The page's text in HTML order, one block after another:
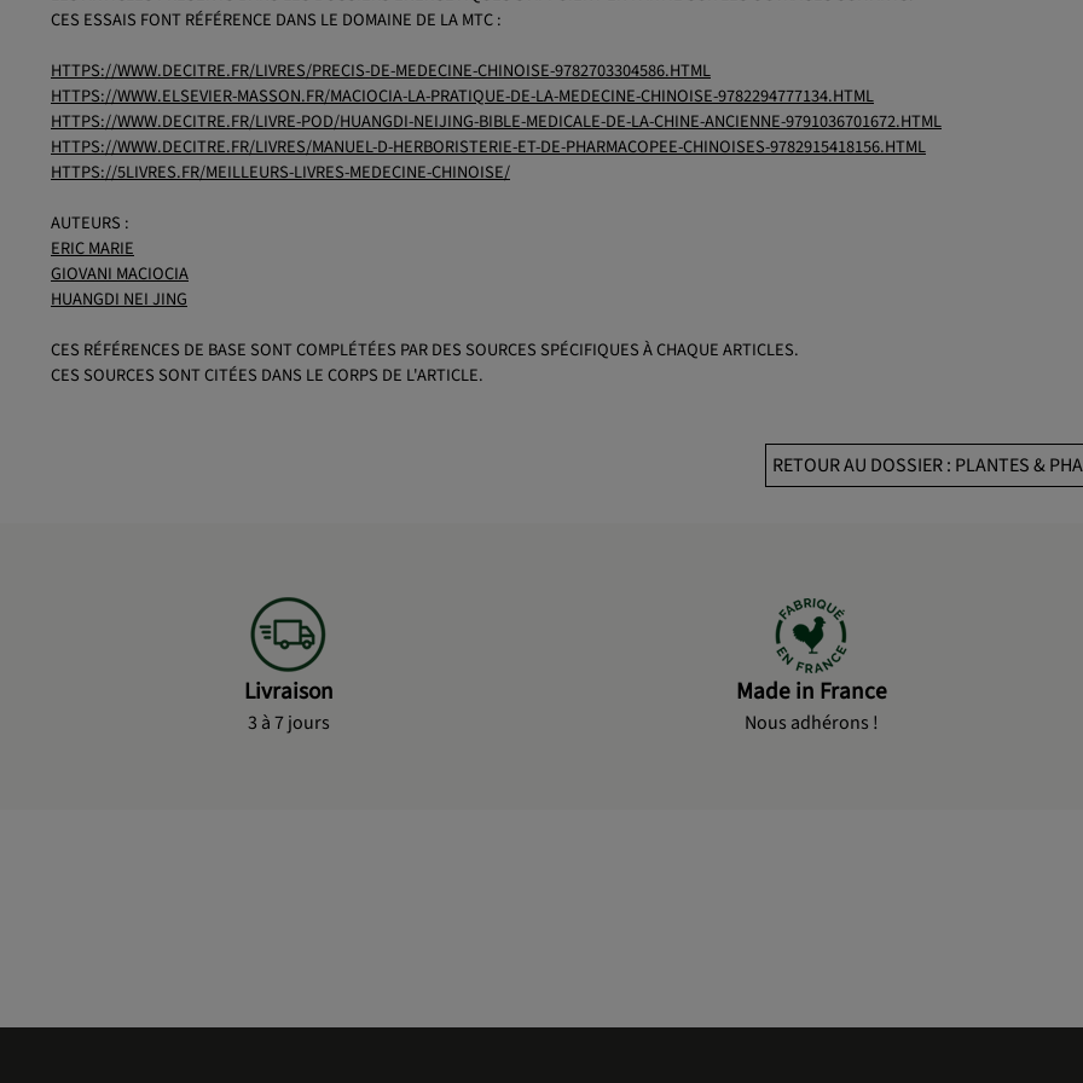
CES ESSAIS FONT RÉFÉRENCE DANS LE DOMAINE DE LA MTC :
HTTPS://WWW.DECITRE.FR/LIVRES/PRECIS-DE-MEDECINE-CHINOISE-9782703304586.HTML
HTTPS://WWW.ELSEVIER-MASSON.FR/MACIOCIA-LA-PRATIQUE-DE-LA-MEDECINE-CHINOISE-9782294777134.HTML
HTTPS://WWW.DECITRE.FR/LIVRE-POD/HUANGDI-NEIJING-BIBLE-MEDICALE-DE-LA-CHINE-ANCIENNE-9791036701672.HTML
HTTPS://WWW.DECITRE.FR/LIVRES/MANUEL-D-HERBORISTERIE-ET-DE-PHARMACOPEE-CHINOISES-9782915418156.HTML
HTTPS://5LIVRES.FR/MEILLEURS-LIVRES-MEDECINE-CHINOISE/
AUTEURS :
ERIC MARIE
GIOVANI MACIOCIA
HUANGDI NEI JING
CES RÉFÉRENCES DE BASE SONT COMPLÉTÉES PAR DES SOURCES SPÉCIFIQUES À CHAQUE ARTICLES.
CES SOURCES SONT CITÉES DANS LE CORPS DE L'ARTICLE.
RETOUR AU DOSSIER : PLANTES &
Livraison
3 à 7 jours
Made in France
Nous adhérons !